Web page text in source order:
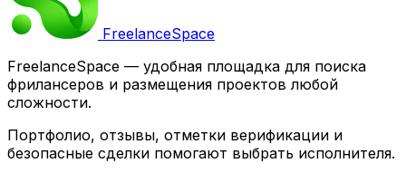
FreelanceSpace
FreelanceSpace — удобная площадка для поиска
фрилансеров и размещения проектов любой
сложности.
Портфолио, отзывы, отметки верификации и
безопасные сделки помогают выбрать исполнителя.